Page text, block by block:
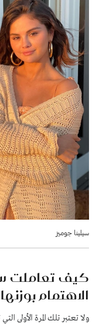
سيلينا جوميز
كيف تعاملت
الاهتمام
ولا تعتبر تلك المرة الأولى